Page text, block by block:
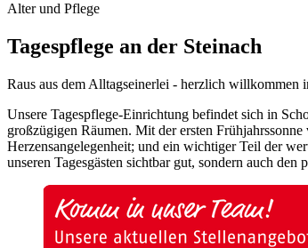
Alter und Pflege
Tagespflege an der Steinach
Raus aus dem Alltagseinerlei - herzlich willkommen
Unsere Tagespflege-Einrichtung befindet sich in
großzügigen Räumen. Mit der ersten
Herzensangelegenheit; und ein wichtiger Teil der
unseren Tagesgästen sichtbar gut, sondern auch